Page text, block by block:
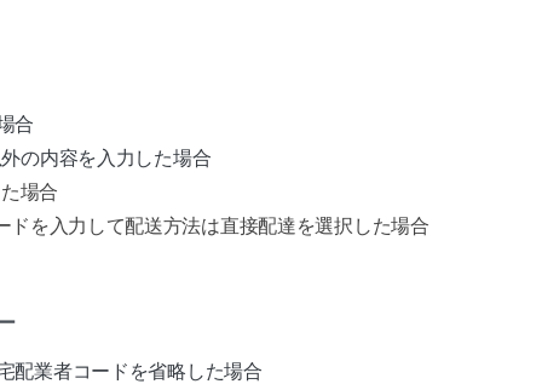
合
の内容を入力した場合
場合
ドを入力して配送方法は直接配達を選択した場合
配業者コードを省略した場合